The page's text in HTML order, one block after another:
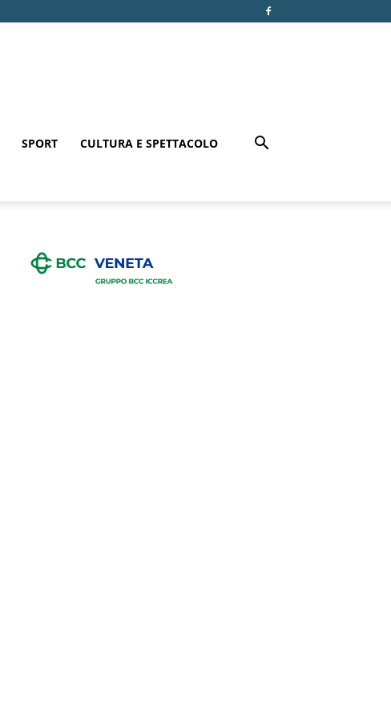
SPORT CULTURA E SPETTACOLO